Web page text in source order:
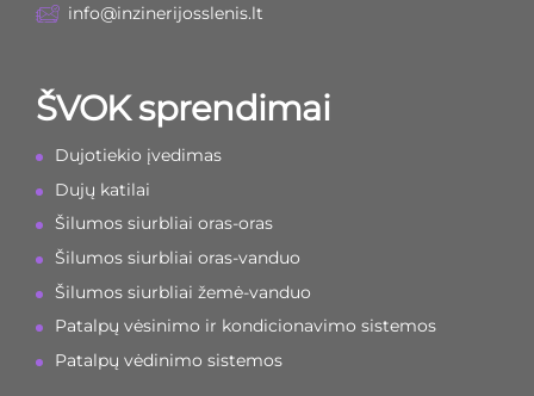
info@inzinerijosslenis.lt
ŠVOK sprendimai
Dujotiekio įvedimas
Dujų katilai
Šilumos siurbliai oras-oras
Šilumos siurbliai oras-vanduo
Šilumos siurbliai žemė-vanduo
Patalpų vėsinimo ir kondicionavimo sistemos
Patalpų vėdinimo sistemos